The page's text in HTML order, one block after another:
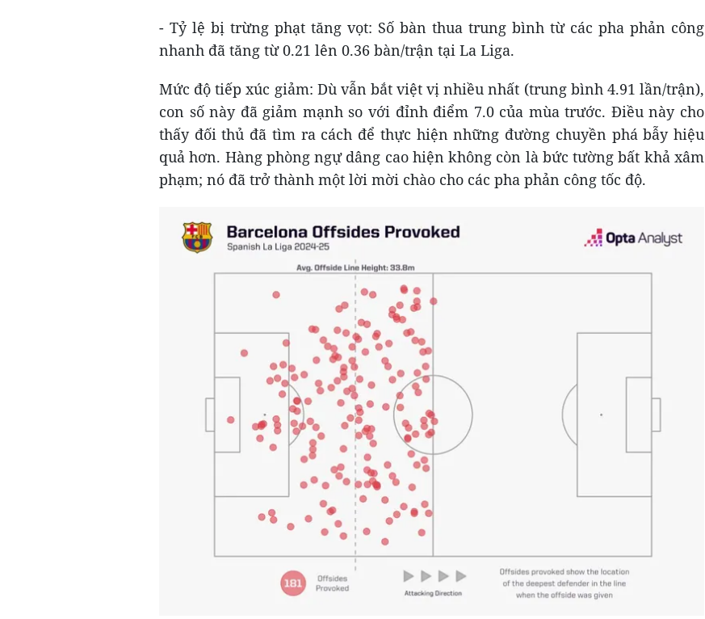
- Tỷ lệ bị trừng phạt tăng vọt: Số bàn thua trung bình từ các pha phản công
nhanh đã tăng từ 0.21 lên 0.36 bàn/trận tại La Liga.
Mức độ tiếp xúc giảm: Dù vẫn bắt việt vị nhiều nhất (trung bình 4.91 lần/trận),
con số này đã giảm mạnh so với đỉnh điểm 7.0 của mùa trước. Điều này cho
thấy đối thủ đã tìm ra cách để thực hiện những đường chuyền phá bẫy hiệu
quả hơn. Hàng phòng ngự dâng cao hiện không còn là bức tường bất khả xâm
phạm; nó đã trở thành một lời mời chào cho các pha phản công tốc độ.